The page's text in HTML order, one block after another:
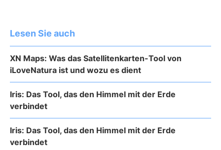
Lesen Sie auch
XN Maps: Was das Satellitenkarten-Tool von
iLoveNatura ist und wozu es dient
Iris: Das Tool, das den Himmel mit der Erde
verbindet
Iris: Das Tool, das den Himmel mit der Erde
verbindet